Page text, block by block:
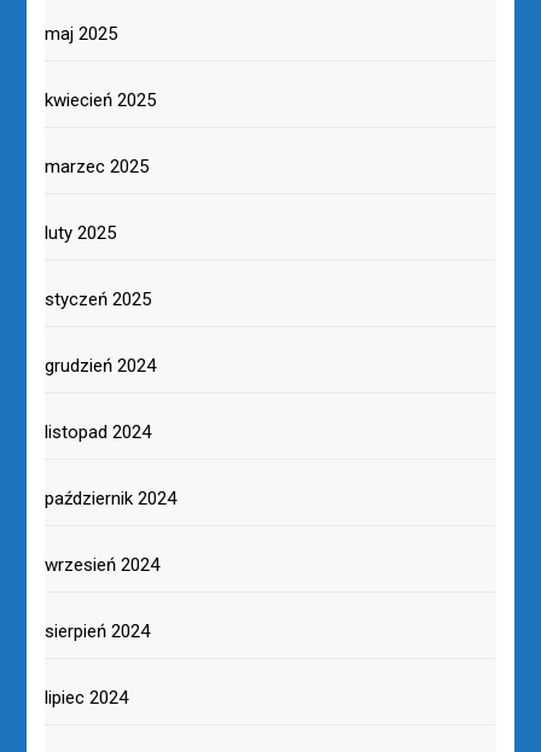
maj 2025
kwiecień 2025
marzec 2025
luty 2025
styczeń 2025
grudzień 2024
listopad 2024
październik 2024
wrzesień 2024
sierpień 2024
lipiec 2024